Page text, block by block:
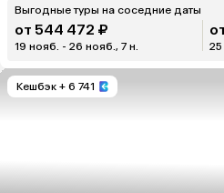
Выгодные туры на соседние даты
от 544 472 ₽
19 нояб. - 26 нояб., 7 н. 25
Кешбэк + 6 741